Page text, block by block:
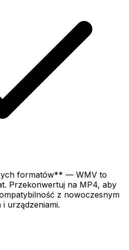
formatów** — WMV to
Przekonwertuj na MP4, aby
z nowoczesnym
urządzeniami.